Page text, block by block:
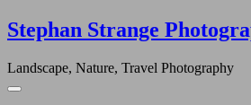
Skip
to
Stephan Strange
Landscape, Nature, Travel Photography